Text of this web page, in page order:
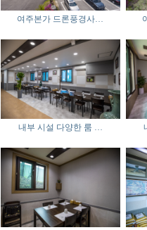
여주본가 드론풍경사…
내부 시설 다양한 룸 …